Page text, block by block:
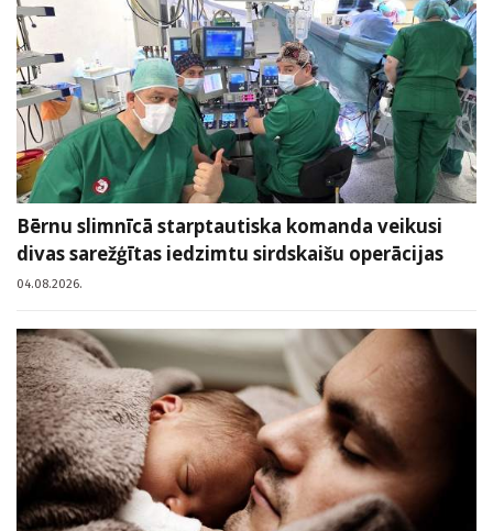
Bērnu slimnīcā starptautiska komanda veikusi
divas sarežģītas iedzimtu sirdskaišu operācijas
04.08.2026.